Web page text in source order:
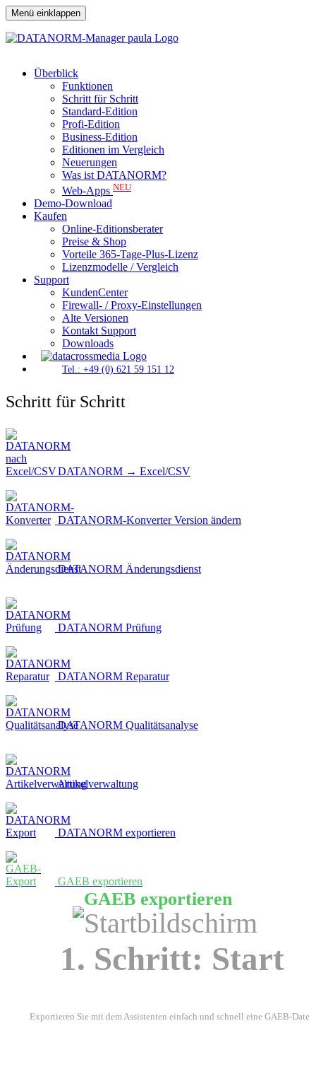
Menü einklappen
Überblick
Funktionen
Schritt für Schritt
Standard-Edition
Profi-Edition
Business-Edition
Editionen im Vergleich
Neuerungen
Was ist DATANORM?
Web-Apps NEU
Demo-Download
Kaufen
Online-Editionsberater
Preise & Shop
Vorteile 365-Tage-Plus-Lizenz
Lizenzmodelle / Vergleich
Support
KundenCenter
Firewall- / Proxy-Einstellungen
Alte Versionen
Kontakt Support
Downloads
Tel.: +49 (0) 621 59 151 12
Schritt für Schritt
DATANORM → Excel/CSV
DATANORM-Konverter Version ändern
DATANORM Änderungsdienst
DATANORM Prüfung
DATANORM Reparatur
DATANORM Qualitätsanalyse
Artikelverwaltung
DATANORM exportieren
GAEB exportieren
GAEB exportieren
1. Schritt: Start
Exportieren Sie mit dem Assistenten einfach und schnell eine GAEB-Datei.